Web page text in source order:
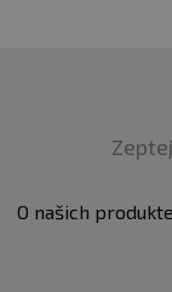
O našich